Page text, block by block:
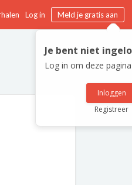
Log in Meld je gratis aan
Je bent niet
Log in om deze
Inloggen
Registreer